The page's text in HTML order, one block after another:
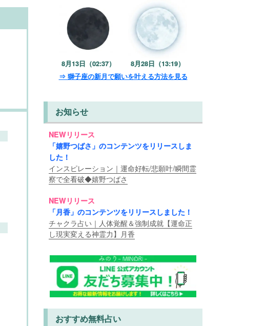
8月13日（02:37）
8月28日（13:19）
⇒ 獅子座の新月で願いを叶える方法を見る
お知らせ
NEWリリース
「嬉野つばさ」のコンテンツをリリースしま
した！
インスピレーション｜運命好転/悲願叶/瞬間霊
察で全看破◆嬉野つばさ
NEWリリース
「月香」のコンテンツをリリースしました！
チャクラ占い｜人体覚醒＆強制成就【運命正
し現実変える神霊力】月香
おすすめ無料占い